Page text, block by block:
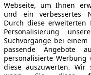
Webseite, um Ihnen
und ein verbessertes
Durch diese erweiterten
Personalisierung
Suchvorgänge bei
passende Angebote
personalisierte
diese auszuwerten. Wir